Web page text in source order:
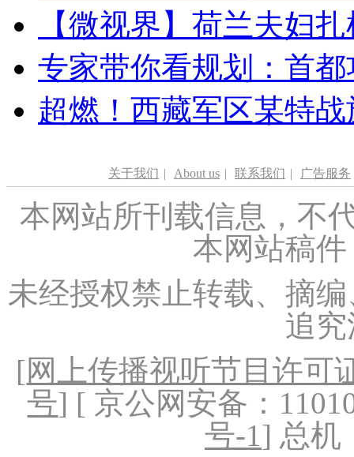
【微视界】荷兰夫妇
专家带你看规划：首
超燃！西藏军区某特
关于我们 | About us | 联系我们 | 广告服务
本网站所刊载信息，不
本网站稿
未经授权禁止转载、摘
追
[网上传播视听节目许可
号] [ 京公网安备：
号-1] 总机